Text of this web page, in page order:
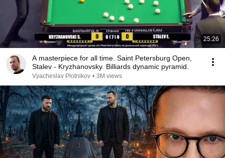
25:26
A masterpiece for all time. Saint Petersburg Open,
Stalev - Kryzhanovsky. Billiards dynamic pyramid.
Vyacheslav Plotnikov • 3M views